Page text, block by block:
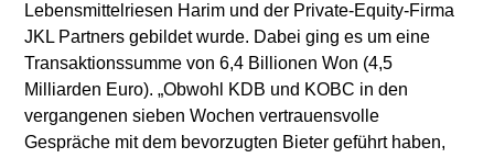
Lebensmittelriesen Harim und der Private-Equity-Firma
JKL Partners gebildet wurde. Dabei ging es um eine
Transaktionssumme von 6,4 Billionen Won (4,5
Milliarden Euro). „Obwohl KDB und KOBC in den
vergangenen sieben Wochen vertrauensvolle
Gespräche mit dem bevorzugten Bieter geführt haben,